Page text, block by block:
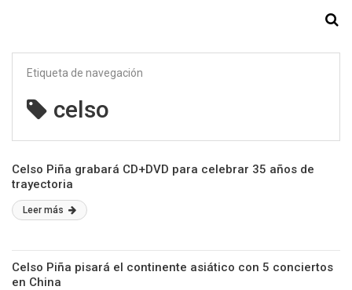
Etiqueta de navegación
celso
Celso Piña grabará CD+DVD para celebrar 35 años de
trayectoria
Leer más
Celso Piña pisará el continente asiático con 5 conciertos
en China